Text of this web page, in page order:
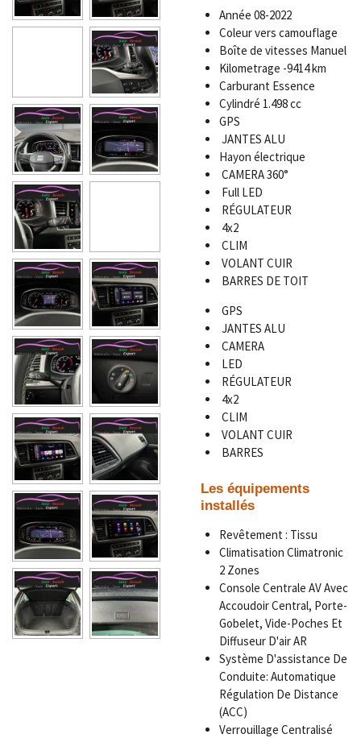
Année 08-2022
Coleur vers camouflage
Boîte de vitesses Manuel
Kilometrage -9414 km
Carburant Essence
Cylindré 1.498 cc
GPS
JANTES ALU
Hayon électrique
CAMERA 360°
Full LED
RÉGULATEUR
4x2
CLIM
VOLANT CUIR
BARRES DE TOIT
GPS
JANTES ALU
CAMERA
LED
RÉGULATEUR
4x2
CLIM
VOLANT CUIR
BARRES
Les équipements
installés
Revêtement : Tissu
Climatisation Climatronic
2 Zones
Console Centrale AV Avec
Accoudoir Central, Porte-
Gobelet, Vide-Poches Et
Diffuseur D'air AR
Système D'assistance De
Conduite: Automatique
Régulation De Distance
(ACC)
Verrouillage Centralisé